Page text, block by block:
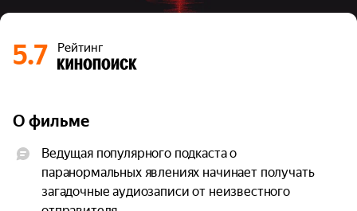
5.7 Рейтинг
О фильме
Ведущая популярного подкаста о
паранормальных явлениях начинает получать
загадочные аудиозаписи от неизвестного